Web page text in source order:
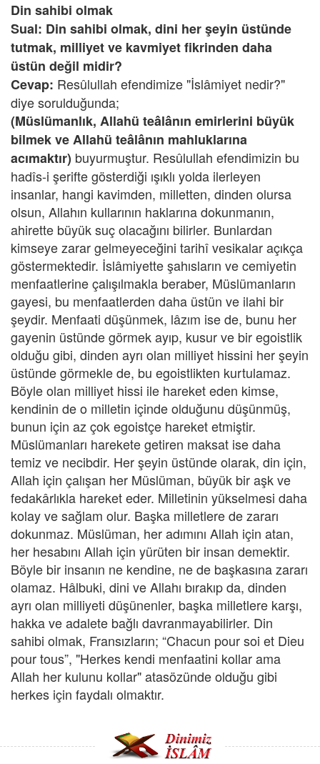
Din sahibi olmak
Sual: Din sahibi olmak, dini her şeyin üstünde
tutmak, milliyet ve kavmiyet fikrinden daha
üstün değil midir?
Cevap: Resûlullah efendimize "İslâmiyet nedir?"
diye sorulduğunda;
(Müslümanlık, Allahü teâlânın emirlerini büyük
bilmek ve Allahü teâlânın mahluklarına
acımaktır) buyurmuştur. Resûlullah efendimizin bu
hadîs-i şerifte gösterdiği ışıklı yolda ilerleyen
insanlar, hangi kavimden, milletten, dinden olursa
olsun, Allahın kullarının haklarına dokunmanın,
ahirette büyük suç olacağını bilirler. Bunlardan
kimseye zarar gelmeyeceğini tarihî vesikalar açıkça
göstermektedir. İslâmiyette şahısların ve cemiyetin
menfaatlerine çalışılmakla beraber, Müslümanların
gayesi, bu menfaatlerden daha üstün ve ilahi bir
şeydir. Menfaati düşünmek, lâzım ise de, bunu her
gayenin üstünde görmek ayıp, kusur ve bir egoistlik
olduğu gibi, dinden ayrı olan milliyet hissini her şeyin
üstünde görmekle de, bu egoistlikten kurtulamaz.
Böyle olan milliyet hissi ile hareket eden kimse,
kendinin de o milletin içinde olduğunu düşünmüş,
bunun için az çok egoistçe hareket etmiştir.
Müslümanları harekete getiren maksat ise daha
temiz ve necibdir. Her şeyin üstünde olarak, din için,
Allah için çalışan her Müslüman, büyük bir aşk ve
fedakârlıkla hareket eder. Milletinin yükselmesi daha
kolay ve sağlam olur. Başka milletlere de zararı
dokunmaz. Müslüman, her adımını Allah için atan,
her hesabını Allah için yürüten bir insan demektir.
Böyle bir insanın ne kendine, ne de başkasına zararı
olamaz. Hâlbuki, dini ve Allahı bırakıp da, dinden
ayrı olan milliyeti düşünenler, başka milletlere karşı,
hakka ve adalete bağlı davranmayabilirler. Din
sahibi olmak, Fransızların; “Chacun pour soi et Dieu
pour tous”, "Herkes kendi menfaatini kollar ama
Allah her kulunu kollar" atasözünde olduğu gibi
herkes için faydalı olmaktır.